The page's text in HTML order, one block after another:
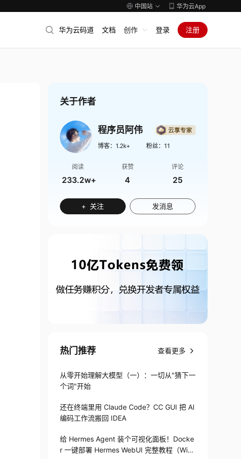
中国站 华为云App
华为云码道 文档 创作 登录 注册
关于作者
程序员阿伟
博客： 1.2k+ 粉丝： 11
阅读
233.2w+
获赞
4
评论
25
+ 关注 发消息
热门推荐 查看更多
从零开始理解大模型（一）：一切从"猜下一
个词"开始
还在终端里用 Claude Code？CC GUI 把 AI
编码工作流搬回 IDEA
给 Hermes Agent 装个可视化面板！Docke
r 一键部署 Hermes WebUI 完整教程（Win